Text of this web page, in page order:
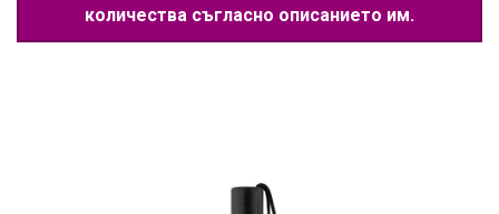
количества съгласно описанието им.